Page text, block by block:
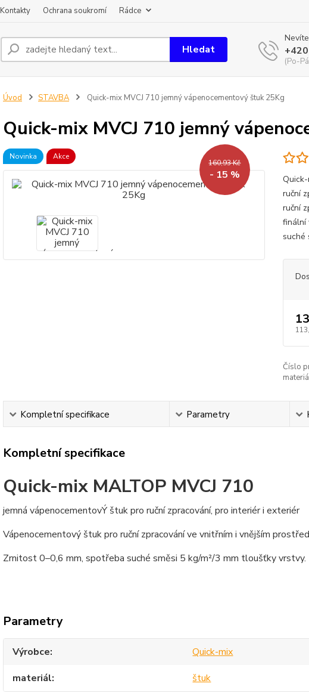
Kontakty Ochrana soukromí Rádce
Hledat
(Po-
Úvod STAVBA Quick-mix MVCJ 710 jemný vápenocementový štuk 25Kg
Quick-mix MVCJ 710 jemný
Novinka Akce
160,93 Kč
- 15 %
ruční
ruční
finální
suché
Číslo
Kompletní specifikace Parametry
Kompletní specifikace
Quick-mix MALTOP MVCJ 710
jemná vápenocementovÝ štuk pro ruční zpracování, pro interiér i exteriér
Vápenocementový štuk pro ruční zpracování ve vnitřním i vnějším
Zrnitost 0–0,6 mm, spotřeba suché směsi 5 kg/m²/3 mm tloušťky vrstvy.
Parametry
Výrobce
Quick-mix
materiál
štuk